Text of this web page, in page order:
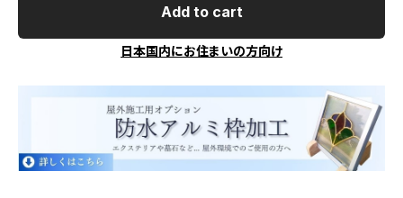
Add to cart
日本国内にお住まいの方向け